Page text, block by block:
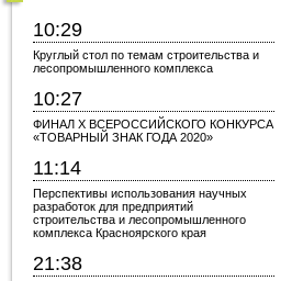
10:29
Круглый стол по темам строительства и
лесопромышленного комплекса
10:27
ФИНАЛ X ВСЕРОССИЙСКОГО КОНКУРСА
«ТОВАРНЫЙ ЗНАК ГОДА 2020»
11:14
Перспективы использования научных
разработок для предприятий
строительства и лесопромышленного
комплекса Красноярского края
21:38